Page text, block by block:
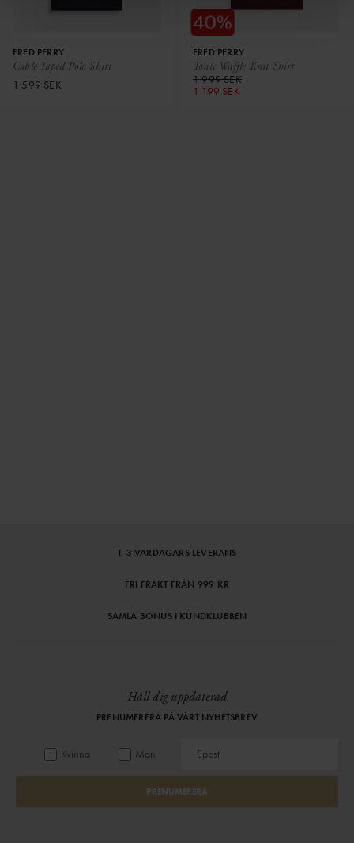
Cable Taped Polo Shirt
FRED PERRY
1 599 SEK
Tonic Waffle Knit Shirt
FRED PERRY
1 999 SEK
1 199 SEK
1-3 VARDAGARS LEVERANS
FRI FRAKT FRÅN 999 KR
SAMLA BONUS I KUNDKLUBBEN
Håll dig uppdaterad
PRENUMERERA PÅ VÅRT NYHETSBREV
Kvinna Man
PRENUMERERA